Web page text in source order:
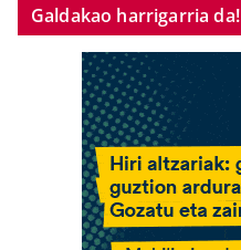
Galdakao harrigarria da!